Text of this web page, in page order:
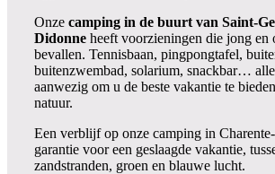
Onze camping in de buurt van Saint-
Didonne heeft voorzieningen die jong en
bevallen. Tennisbaan, pingpongtafel,
buitenzwembad, solarium, snackbar…
aanwezig om u de beste vakantie te
natuur.
Een verblijf op onze camping in
garantie voor een geslaagde vakantie,
zandstranden, groen en blauwe lucht.